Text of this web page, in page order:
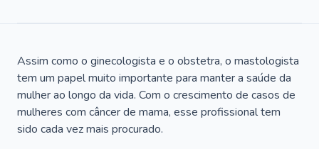
Assim como o ginecologista e o obstetra, o mastologista
tem um papel muito importante para manter a saúde da
mulher ao longo da vida. Com o crescimento de casos de
mulheres com câncer de mama, esse profissional tem
sido cada vez mais procurado.